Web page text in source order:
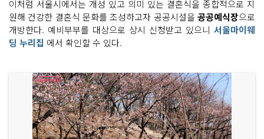
이처럼 서울시에서는 개성 있고 의미 있는 결혼식을 종합적으로 지
원해 건강한 결혼식 문화를 조성하고자 공공시설을 공공예식장으로
개방한다. 예비부부를 대상으로 상시 신청받고 있으니 서울마이웨
딩 누리집 에서 확인할 수 있다.